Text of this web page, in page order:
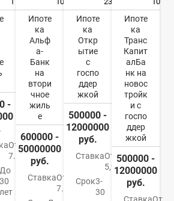
-
От
7.4%
До
30
лет
Ипоте
ка
Альф
а-
Банк
на
втори
чное
жиль
е
600000 -
50000000
руб.
СтавкаОт
7.89%
Ипоте
ка
Откр
ытие
с
госпо
ддер
жкой
500000 -
12000000
руб.
СтавкаОт
5,99%
Срок3-
30
Ипоте
ка
Транс
Капит
алБа
нк на
новос
тройк
и с
госпо
ддер
жкой
500000 -
12000000
руб.